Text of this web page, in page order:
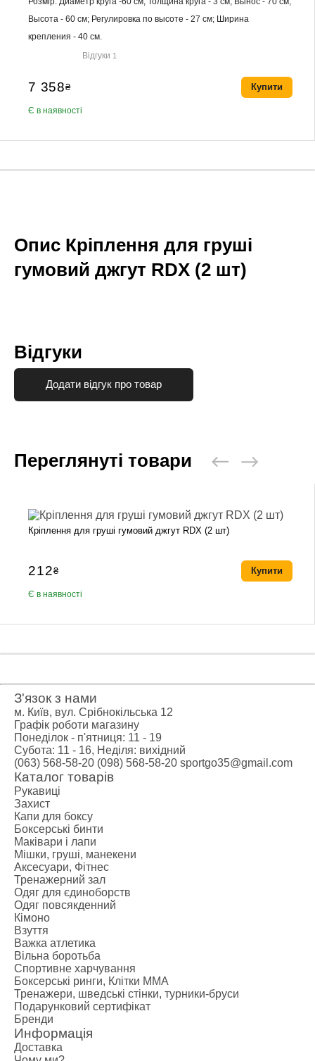
Высота - 60 см; Регулировка по высоте - 27 см; Ширина
крепления - 40 см.
Відгуки 1
7 358₴
Є в наявності
Купити
Опис Кріплення для груші
гумовий джгут RDX (2 шт)
Відгуки
Додати відгук про товар
Переглянуті товари
Кріплення для груші гумовий джгут RDX (2 шт)
212₴
Є в наявності
Купити
З'язок з нами
м. Київ, вул. Срібнокільська 12
Графік роботи магазину
Понеділок - п'ятниця: 11 - 19
Субота: 11 - 16, Неділя: вихідний
(063) 568-58-20 (098) 568-58-20 sportgo35@gmail.com
Каталог товарів
Рукавиці
Захист
Капи для боксу
Боксерські бинти
Маківари і лапи
Мішки, груші, манекени
Аксесуари, Фітнес
Тренажерний зал
Одяг для єдиноборств
Одяг повсякденний
Кімоно
Взуття
Важка атлетика
Вільна боротьба
Спортивне харчування
Боксерські ринги, Клітки ММА
Тренажери, шведські стінки, турники-бруси
Подарунковий сертифікат
Бренди
Информація
Доставка